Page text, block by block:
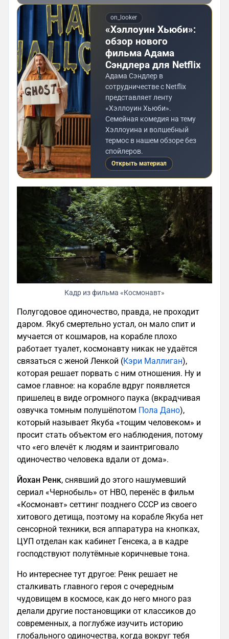
on_looker
«Хэллоуин Хьюби»:
обзор нового
фильма Адама
Сэндлера для Netflix
Адама Сэндлер в
сотрудничестве с Netflix
представляет ленту
«Хэллоуин Хьюби».
Семейная комедия на тему
Хэллоуина и волшебный
термос в нашем обзоре без
спойлеров.
Открыть материал
Кадр из фильма «Космонавт»
Полугодовое одиночество, правда, не проходит
даром. Якуб смертельно устал, он мало спит и
мучается от кошмаров, на корабле плохо
работает туалет, космонавту никак не удаётся
связаться с женой Ленкой (Кэри Маллиган),
которая решает порвать с ним отношения. Ну и
самое главное: на корабле вдруг появляется
пришелец в виде огромного паука (вкрадчивая
озвучка томным полушёпотом Пола Дано),
который называет Якуба «тощим человеком» и
просит стать объектом его наблюдения, потому
что «его влечёт к людям и заинтриговало
одиночество человека вдали от дома».
Йохан Ренк, снявший до этого нашумевший
сериал «Чернобыль» от HBO, перенёс в фильм
«Космонавт» сеттинг позднего СССР из своего
хитового детища, поэтому на корабле Якуба нет
сенсорной техники, вся аппаратура на кнопках,
ЦУП отделан как кабинет Генсека, а в кадре
господствуют полутёмные коричневые тона.
Но интереснее тут другое: Ренк решает не
сталкивать главного героя с очередным
чудовищем в космосе, как до него много раз
делали другие постановщики от классиков до
современных, а поглубже изучить историю
глобального одиночества, когда вокруг тебя